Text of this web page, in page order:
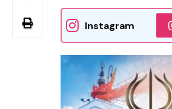
Instagram